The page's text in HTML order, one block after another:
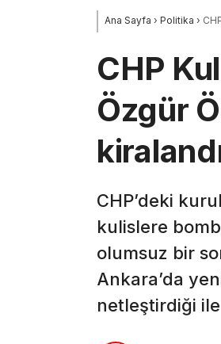
Ana Sayfa › Politika ›
CHP
Özgür
CHP’deki
kulislere
olumsuz bir
Ankara’da
netleştirdiği